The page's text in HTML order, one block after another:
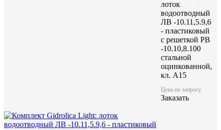
лоток
водоотводный
ЛВ -10.11,5.9,6
- пластиковый
с решеткой РВ
-10.10,8.100
стальной
оцинкованной,
кл. A15
Цена по запросу
Заказать